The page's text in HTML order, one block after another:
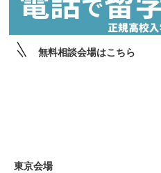
無料相談会場はこちら
東京会場